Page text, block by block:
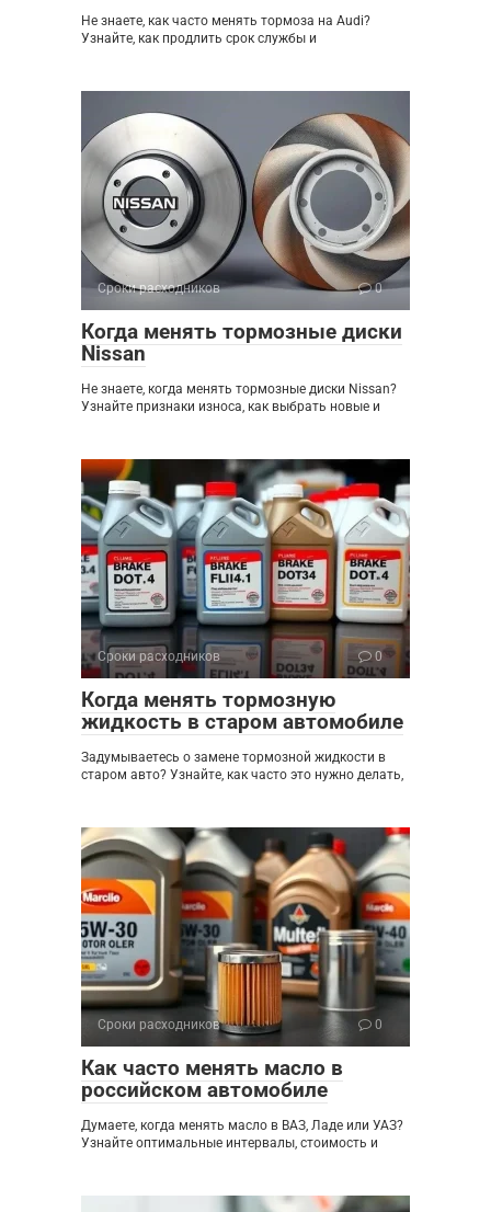
Не знаете, как часто менять тормоза на Audi?
Узнайте, как продлить срок службы и
Сроки расходников 0
Когда менять тормозные диски
Nissan
Не знаете, когда менять тормозные диски Nissan?
Узнайте признаки износа, как выбрать новые и
Сроки расходников 0
Когда менять тормозную
жидкость в старом автомобиле
Задумываетесь о замене тормозной жидкости в
старом авто? Узнайте, как часто это нужно делать,
Сроки расходников 0
Как часто менять масло в
российском автомобиле
Думаете, когда менять масло в ВАЗ, Ладе или УАЗ?
Узнайте оптимальные интервалы, стоимость и